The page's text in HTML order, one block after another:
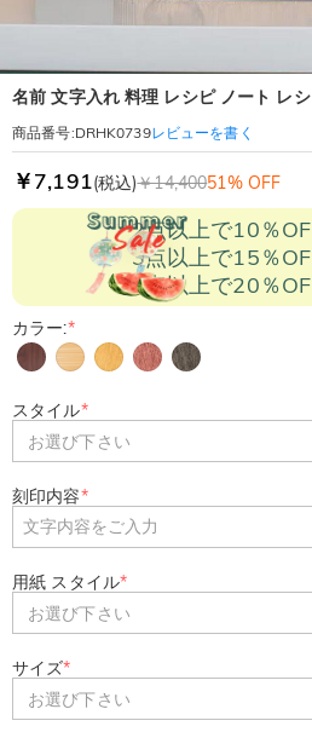
名前 文字入れ 料理 レシピ ノート レ
商品番号:DRHK0739レビューを書く
￥7,191(税込)￥14,40051% OFF
2点以上で10％
3点以上で15％
5点以上で20％
カラー:*
スタイル*
お選び下さい
刻印内容*
用紙 スタイル*
お選び下さい
サイズ*
お選び下さい